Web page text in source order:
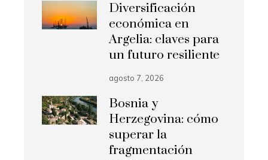
Diversificación
económica en
Argelia: claves para
un futuro resiliente
agosto 7, 2026
Bosnia y
Herzegovina: cómo
superar la
fragmentación